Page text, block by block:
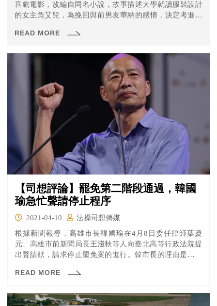
喜劇電影，改編自同名小說，故事描述大學就讀服裝設計
的女主角艾兒，為挽回與前男友華納的感情，決定考進哈
習，艾兒經歷一連串打擊與挫折，卻在過程中逐步克服難
READ MORE
【司想評論】罷免第二階段通過，韓國
瑜急忙聲請停止程序
2021-04-10
法操司想傳媒
根據新聞報導，高雄市長韓國瑜在4月8日委任律師葉慶
元、高雄市前新聞局長王淺秋等人向臺北高等行政法院提
出聲請狀，請求停止罷免案的進行。韓市長的理由是認為
違法之虞，因而聲請暫停程序。韓陣營說的有道理嗎？讓
READ MORE